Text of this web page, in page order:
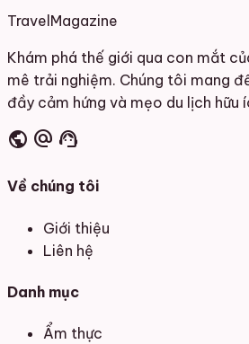
Travel Magazine
Khám phá thế giới qua con mắt
mê trải nghiệm. Chúng tôi mang
đầy cảm hứng và mẹo du lịch hữu
public alternate_email support_agent
Về chúng tôi
Giới thiệu
Liên hệ
Danh mục
Ẩm thực